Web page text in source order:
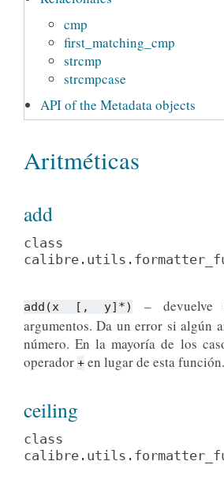
cmp
first_matching_cmp
strcmp
strcmpcase
API of the Metadata objects
Aritméticas
add
class
add(x [, y]*)
– devuelve
argumentos. Da un error si algún
número. En la mayoría de los
operador + en lugar de esta función.
ceiling
class